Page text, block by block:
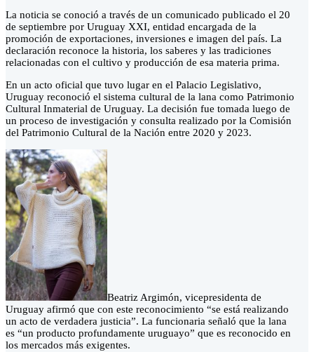
La noticia se conoció a través de un comunicado publicado el 20
de septiembre por Uruguay XXI, entidad encargada de la
promoción de exportaciones, inversiones e imagen del país. La
declaración reconoce la historia, los saberes y las tradiciones
relacionadas con el cultivo y producción de esa materia prima.
En un acto oficial que tuvo lugar en el Palacio Legislativo,
Uruguay reconoció el sistema cultural de la lana como Patrimonio
Cultural Inmaterial de Uruguay. La decisión fue tomada luego de
un proceso de investigación y consulta realizado por la Comisión
del Patrimonio Cultural de la Nación entre 2020 y 2023.
Beatriz Argimón, vicepresidenta de
Uruguay afirmó que con este reconocimiento “se está realizando
un acto de verdadera justicia”. La funcionaria señaló que la lana
es “un producto profundamente uruguayo” que es reconocido en
los mercados más exigentes.